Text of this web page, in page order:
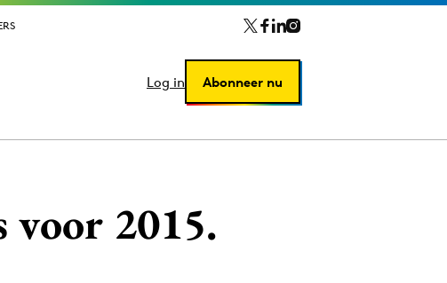
Log in Abonneer nu
Log in Abonneer nu
voor 2015.